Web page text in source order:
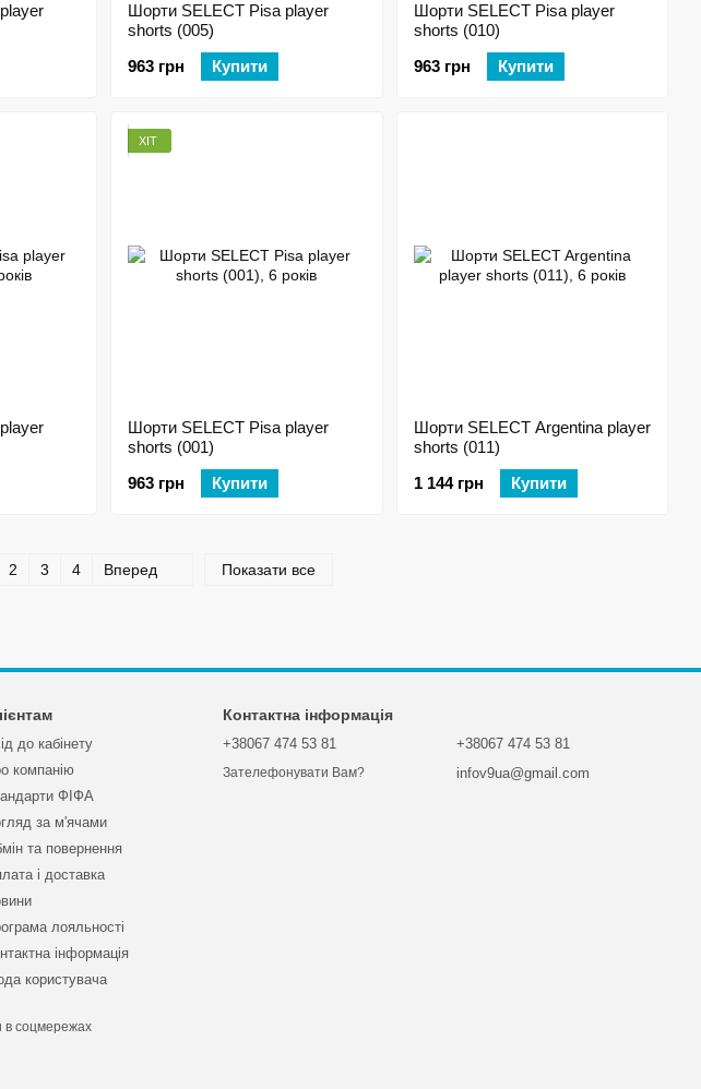
Шорти SELECT Pisa player
shorts (005)
963 грн
Купити
Шорти SELECT Pisa player
shorts (010)
963 грн
Купити
ХІТ
Шорти SELECT Pisa player
shorts (001)
963 грн
Купити
Шорти SELECT Argentina player
shorts (011)
1 144 грн
Купити
2 3 4 Вперед Показати все
до кабінету
компанію
ФІФА
за м'ячами
та повернення
і доставка
лояльності
інформація
користувача
в соцмережах
Контактна інформація
+38067 474 53 81
Зателефонувати Вам?
+38067 474 53 81
infov9ua@gmail.com